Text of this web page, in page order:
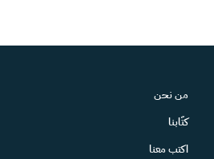
من نحن
كتّابنا
اكتب معنا